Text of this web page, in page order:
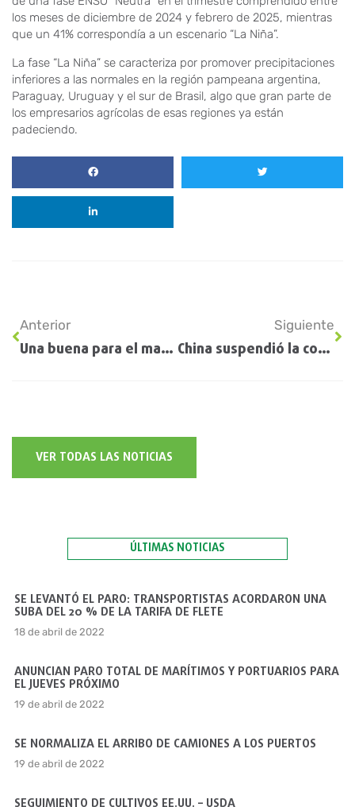
los meses de diciembre de 2024 y febrero de 2025, mientras
que un 41% correspondía a un escenario “La Niña”.
La fase “La Niña” se caracteriza por promover precipitaciones
inferiores a las normales en la región pampeana argentina,
Paraguay, Uruguay y el sur de Brasil, algo que gran parte de
los empresarios agrícolas de esas regiones ya están
padeciendo.
Anterior
Una buena para el maíz: más allá de algunas alertas en el Norte, la chicharrita no inquieta a los productores
Siguiente
China suspendió la compra de soja a Brasil y puso reparos
VER TODAS LAS NOTICIAS
ÚLTIMAS NOTICIAS
SE LEVANTÓ EL PARO: TRANSPORTISTAS ACORDARON UNA
SUBA DEL 20 % DE LA TARIFA DE FLETE
18 de abril de 2022
ANUNCIAN PARO TOTAL DE MARÍTIMOS Y PORTUARIOS PARA
EL JUEVES PRÓXIMO
19 de abril de 2022
SE NORMALIZA EL ARRIBO DE CAMIONES A LOS PUERTOS
19 de abril de 2022